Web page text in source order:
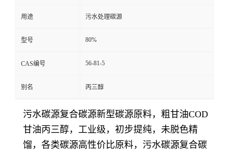
用途 污水处理碳源
型号 80%
CAS编号 56-81-5
别名 丙三醇
污水碳源复合碳源新型碳源原料，粗甘油COD
甘油丙三醇，工业级，初步提纯，未脱色精
馏，各类碳源高性价比原料，污水碳源复合碳